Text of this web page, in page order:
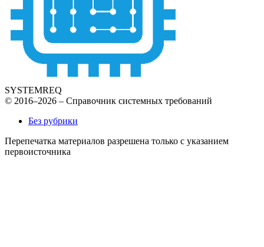
SYSTEMREQ
© 2016–2026 – Справочник системных требований
Без рубрики
Перепечатка материалов разрешена только с указанием
первоисточника